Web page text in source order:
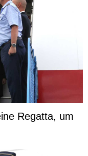
Regatta, um